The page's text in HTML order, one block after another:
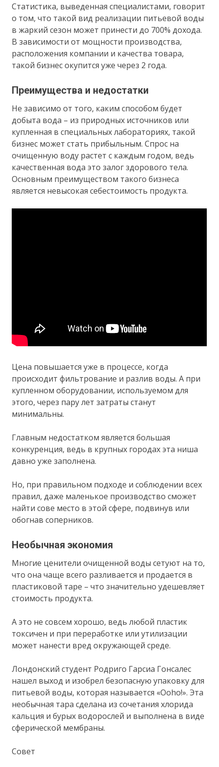
Статистика, выведенная специалистами, говорит
о том, что такой вид реализации питьевой воды
в жаркий сезон может принести до 700% дохода.
В зависимости от мощности производства,
расположения компании и качества товара,
такой бизнес окупится уже через 2 года.
Преимущества и недостатки
Не зависимо от того, каким способом будет
добыта вода – из природных источников или
купленная в специальных лабораториях, такой
бизнес может стать прибыльным. Спрос на
очищенную воду растет с каждым годом, ведь
качественная вода это залог здорового тела.
Основным преимуществом такого бизнеса
является невысокая себестоимость продукта.
Цена повышается уже в процессе, когда
происходит фильтрование и разлив воды. А при
купленном оборудовании, используемом для
этого, через пару лет затраты станут
минимальны.
Главным недостатком является большая
конкуренция, ведь в крупных городах эта ниша
давно уже заполнена.
Но, при правильном подходе и соблюдении всех
правил, даже маленькое производство сможет
найти сове место в этой сфере, подвинув или
обогнав соперников.
Необычная экономия
Многие ценители очищенной воды сетуют на то,
что она чаще всего разливается и продается в
пластиковой таре – что значительно удешевляет
стоимость продукта.
А это не совсем хорошо, ведь любой пластик
токсичен и при переработке или утилизации
может нанести вред окружающей среде.
Лондонский студент Родриго Гарсиа Гонсалес
нашел выход и изобрел безопасную упаковку для
питьевой воды, которая называется «Ooho!». Эта
необычная тара сделана из сочетания хлорида
кальция и бурых водорослей и выполнена в виде
сферической мембраны.
Совет